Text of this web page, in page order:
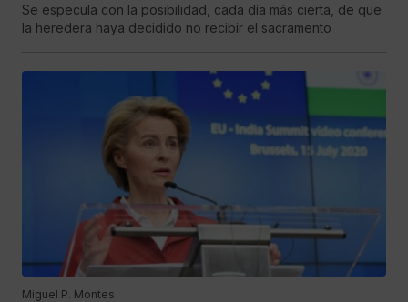
Se especula con la posibilidad, cada día más cierta, de que
la heredera haya decidido no recibir el sacramento
Miguel P. Montes